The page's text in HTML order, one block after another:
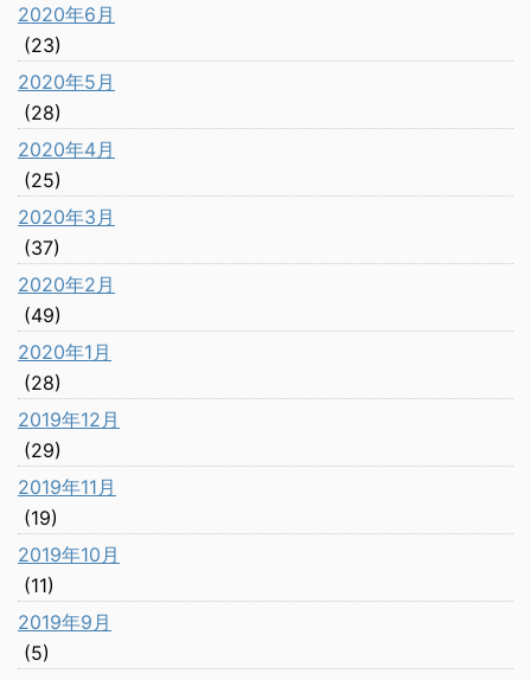
2020年6月
(23)
2020年5月
(28)
2020年4月
(25)
2020年3月
(37)
2020年2月
(49)
2020年1月
(28)
2019年12月
(29)
2019年11月
(19)
2019年10月
(11)
2019年9月
(5)